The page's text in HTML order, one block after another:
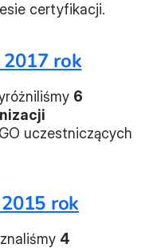
certyfikacji.
rok
6
uczestniczących
rok
4